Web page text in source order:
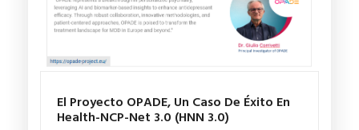
El Proyecto OPADE, Un Caso De Éxito En
Health-NCP-Net 3.0 (HNN 3.0)